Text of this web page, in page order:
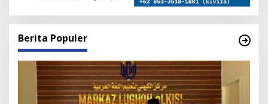
Berita Populer